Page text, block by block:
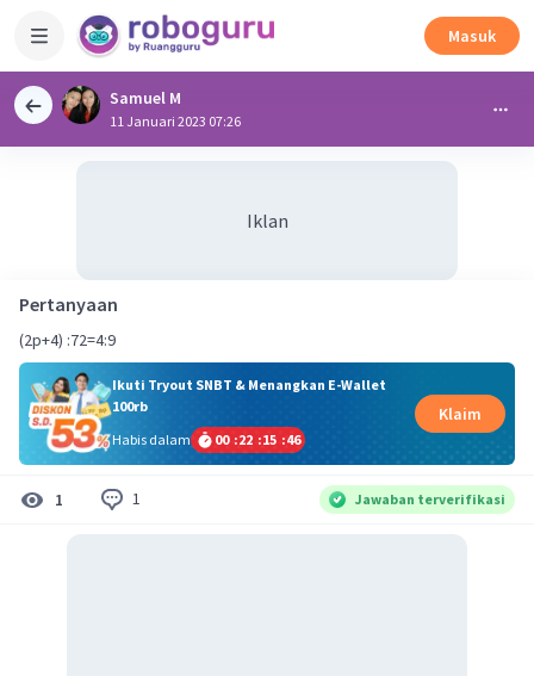
Masuk
Samuel M
11 Januari 2023 07:26
Iklan
Pertanyaan
(2p+4) :72=4:9
Ikuti Tryout SNBT & Menangkan E-Wallet
100rb
Habis dalam
00 :22 :15 :46
Klaim
1 1 Jawaban terverifikasi